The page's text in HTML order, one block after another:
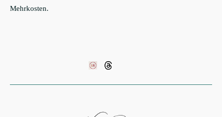
Mehrkosten.